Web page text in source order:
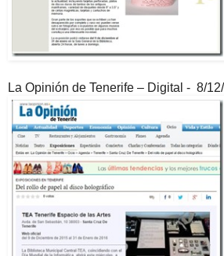
La Opinión de Tenerife – Digital - 8/